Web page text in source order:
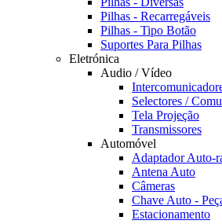
Pilhas - Recarregáveis
Pilhas - Tipo Botão
Suportes Para Pilhas
Eletrónica
Audio / Vídeo
Selectores /
Tela Projeção
Transmissores
Automóvel
Adaptador Auto-
Antena Auto
Câmeras
Chave Auto -
Estacionamento